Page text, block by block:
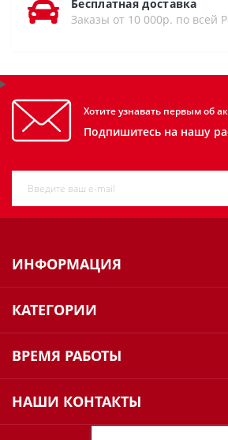
Бесплатная доставка
Заказы от 10 000р. по всей
Хотите узнавать первым об
Подпишитесь на нашу
ИНФОРМАЦИЯ
КАТЕГОРИИ
ВРЕМЯ РАБОТЫ
НАШИ КОНТАКТЫ